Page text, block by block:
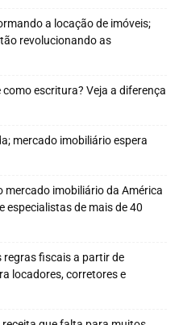
a locação de imóveis;
revolucionando as
escritura? Veja a diferença
mercado imobiliário espera
mercado imobiliário da América
especialistas de mais de 40
regras fiscais a partir de
locadores, corretores e